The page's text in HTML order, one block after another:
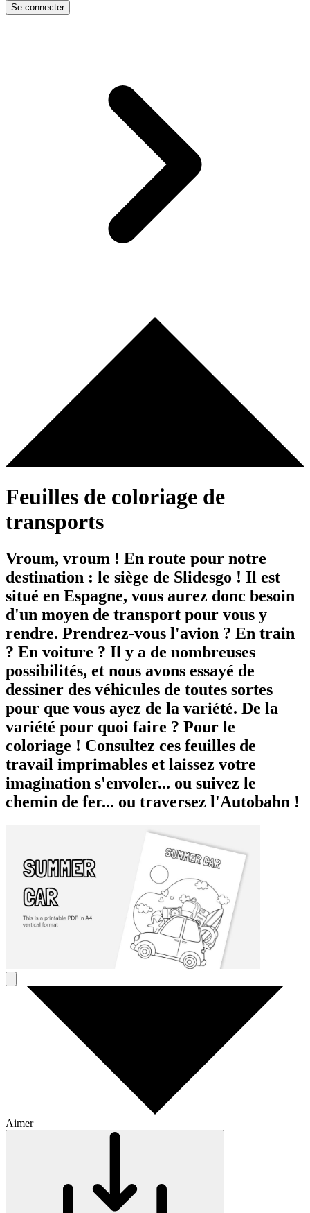
Se connecter
Feuilles de coloriage de
transports
Vroum, vroum ! En route pour notre
destination : le siège de Slidesgo ! Il est
situé en Espagne, vous aurez donc besoin
d'un moyen de transport pour vous y
rendre. Prendrez-vous l'avion ? En train
? En voiture ? Il y a de nombreuses
possibilités, et nous avons essayé de
dessiner des véhicules de toutes sortes
pour que vous ayez de la variété. De la
variété pour quoi faire ? Pour le
coloriage ! Consultez ces feuilles de
travail imprimables et laissez votre
imagination s'envoler... ou suivez le
chemin de fer... ou traversez l'Autobahn !
Aimer